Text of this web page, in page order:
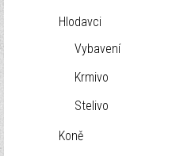
Hlodavci
Vybavení
Krmivo
Stelivo
Koně